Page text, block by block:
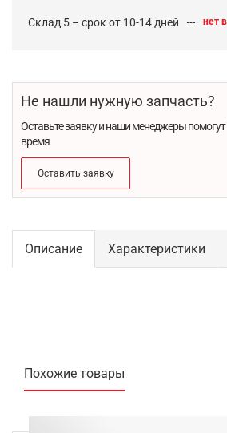
Склад 5 – срок от 10-14 дней нет
Не нашли нужную запчасть?
Оставьте заявку и наши менеджеры
время
Оставить заявку
Описание Характеристики
Похожие товары